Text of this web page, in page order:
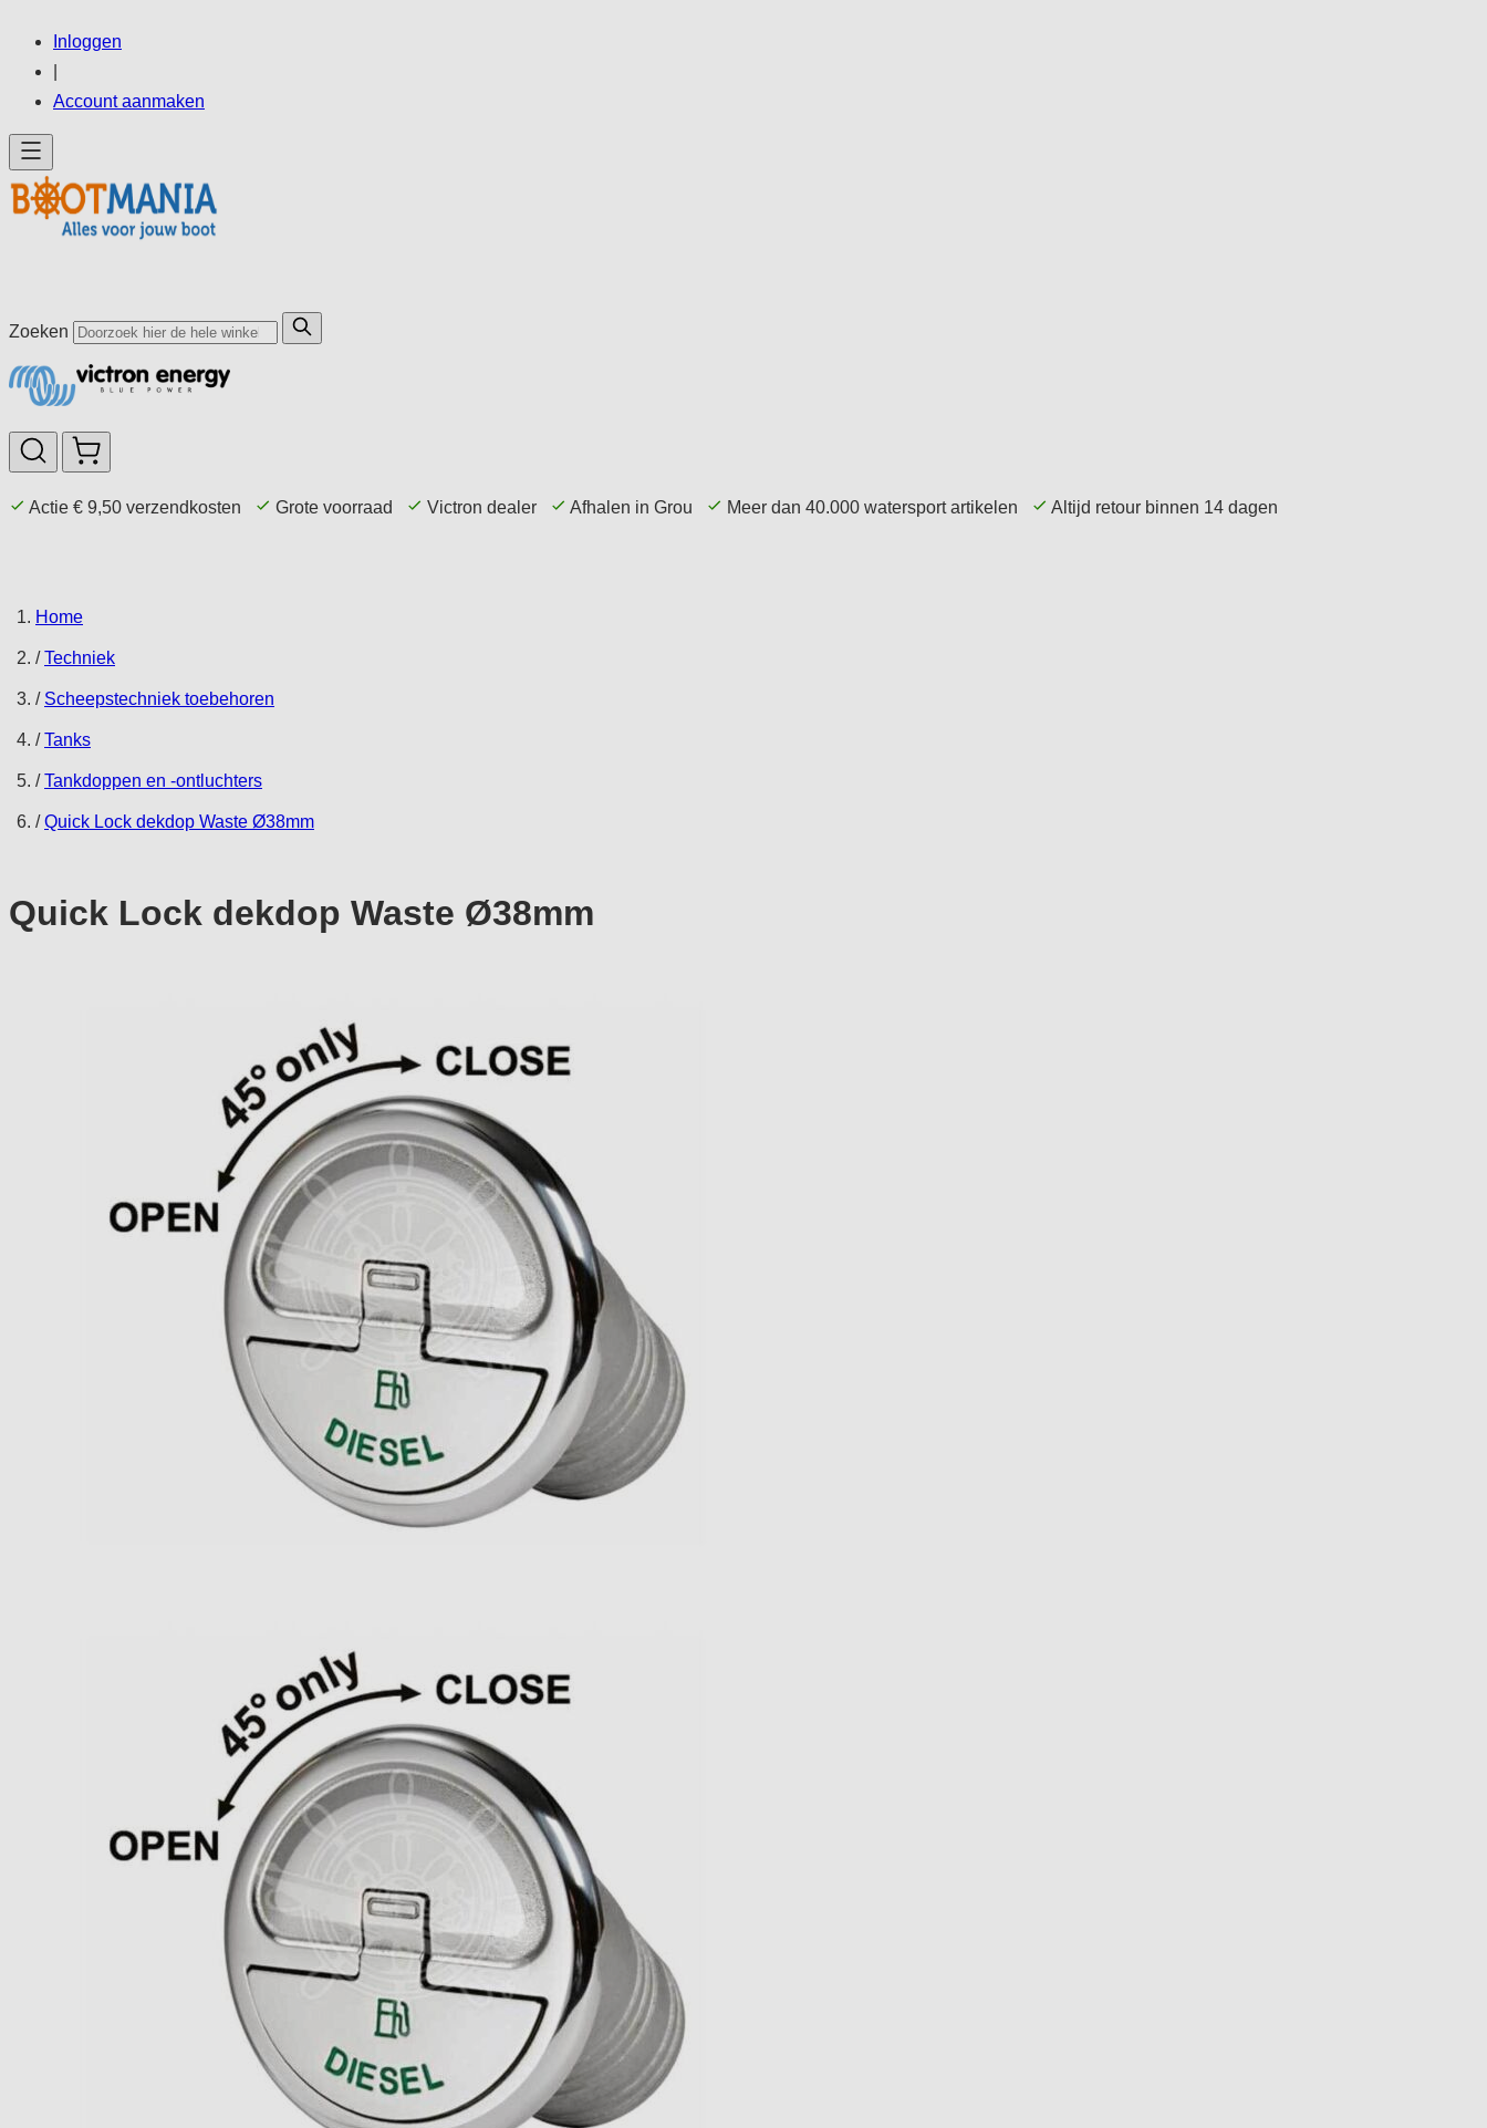
de
inhoud
Inloggen
Account aanmaken
Zoeken
Actie € 9,50 verzendkosten Grote voorraad Victron dealer Afhalen in Grou Meer dan 40.000 watersport artikelen Altijd retour binnen 14 dagen
Home
/ Techniek
/ Scheepstechniek toebehoren
/ Tanks
/ Tankdoppen en -ontluchters
/ Quick Lock dekdop Waste Ø38mm
Quick Lock dekdop Waste Ø38mm